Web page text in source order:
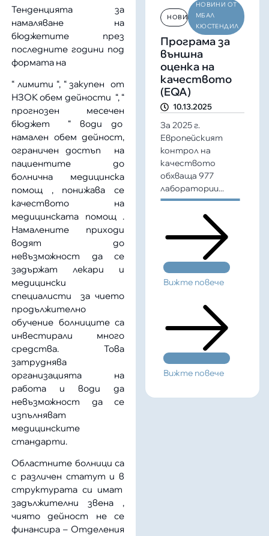
Тенденцията за
намаляване на
бюджетите през
последните години под
формата на
“ лимити “, “ закупен от
НЗОК обем дейности “, “
прогнозен месечен
бюджет “ води до
намален обем дейност,
ограничен достъп на
пациентите до
болнична медицинска
помощ , понижава се
качеството на
медицинската помощ .
Намалените приходи
водят до
невъзможност да се
задържат лекари и
медицински
специалисти за чието
продължително
обучение болниците са
инвестирали много
средства. Това
затруднява
организацията на
работа и води да
невъзможност да се
изпълняват
медицинските
стандарти.
Областните болници са
с различен статут и в
структурата си имат
задължителни звена ,
чиято дейност не се
финансира – Отделения
НОВИНИ
НОВИНИ ОТ
МБАЛ
КЮСТЕНДИЛ
Програма за
външна
оценка на
качеството
(EQA)
10.13.2025
За 2025 г.
Европейският
контрол на
качеството
обхваща 977
лаборатории...
Вижте повече
Вижте повече